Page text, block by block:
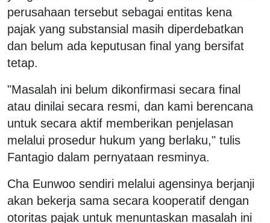
perusahaan tersebut sebagai entitas kena
pajak yang substansial masih diperdebatkan
dan belum ada keputusan final yang bersifat
tetap.
"Masalah ini belum dikonfirmasi secara final
atau dinilai secara resmi, dan kami berencana
untuk secara aktif memberikan penjelasan
melalui prosedur hukum yang berlaku," tulis
Fantagio dalam pernyataan resminya.
Cha Eunwoo sendiri melalui agensinya berjanji
akan bekerja sama secara kooperatif dengan
otoritas pajak untuk menuntaskan masalah ini